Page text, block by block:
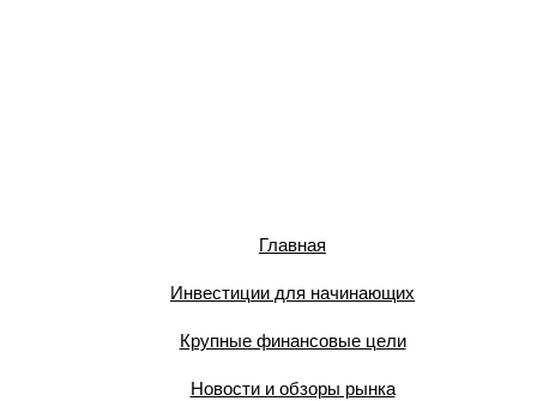
Главная
Инвестиции для начинающих
Крупные финансовые цели
Новости и обзоры рынка